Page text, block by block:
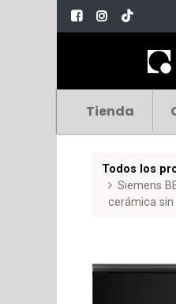
Tienda
Todos los
Siemens
cerámica